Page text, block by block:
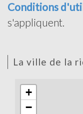
Conditions
s'appliquent.
la ville de la
+
−